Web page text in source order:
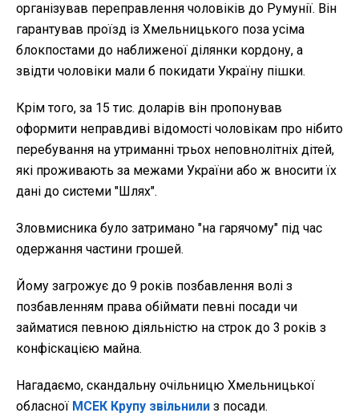
організував переправлення чоловіків до Румунії. Він
гарантував проїзд із Хмельницького поза усіма
блокпостами до наближеної ділянки кордону, а
звідти чоловіки мали б покидати Україну пішки.
Крім того, за 15 тис. доларів він пропонував
оформити неправдиві відомості чоловікам про нібито
перебування на утриманні трьох неповнолітніх дітей,
які проживають за межами України або ж вносити їх
дані до системи "Шлях".
Зловмисника було затримано "на гарячому" під час
одержання частини грошей.
Йому загрожує до 9 років позбавлення волі з
позбавленням права обіймати певні посади чи
займатися певною діяльністю на строк до 3 років з
конфіскацією майна.
Нагадаємо, скандальну очільницю Хмельницької
обласної МСЕК Крупу звільнили з посади.